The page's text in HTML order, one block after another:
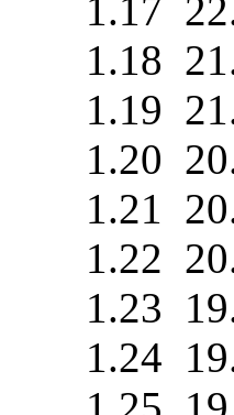
1.17
1.18
1.19
1.20
1.21
1.22
1.23
1.24